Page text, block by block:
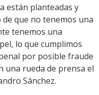
Link
están planteadas y
que no tenemos una
tenemos una
lo que cumplimos
por posible fraude
una rueda de prensa el
Sánchez.